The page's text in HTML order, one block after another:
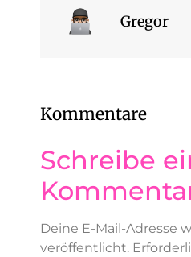
Gregor
Kommentare
Schreibe
Deine E-Mail-Adresse
veröffentlicht.